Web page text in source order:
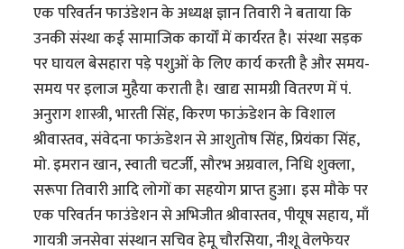
एक परिवर्तन फाउंडेशन के अध्यक्ष ज्ञान तिवारी ने बताया कि
उनकी संस्था कई सामाजिक कार्यों में कार्यरत है। संस्था सड़क
पर घायल बेसहारा पड़े पशुओं के लिए कार्य करती है और समय-
समय पर इलाज मुहैया कराती है। खाद्य सामग्री वितरण में पं.
अनुराग शास्त्री, भारती सिंह, किरण फाऊंडेशन के विशाल
श्रीवास्तव, संवेदना फाऊंडेशन से आशुतोष सिंह, प्रियंका सिंह,
मो. इमरान खान, स्वाती चटर्जी, सौरभ अग्रवाल, निधि शुक्ला,
सरूपा तिवारी आदि लोगों का सहयोग प्राप्त हुआ। इस मौके पर
एक परिवर्तन फाउंडेशन से अभिजीत श्रीवास्तव, पीयूष सहाय, माँ
गायत्री जनसेवा संस्थान सचिव हेमू चौरसिया, नीशू वेलफेयर